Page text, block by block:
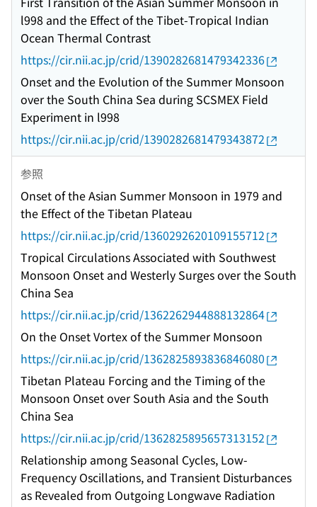
l998 and the Effect of the Tibet-Tropical Indian
Ocean Thermal Contrast
https://cir.nii.ac.jp/crid/1390282681479342336
Onset and the Evolution of the Summer Monsoon
over the South China Sea during SCSMEX Field
Experiment in l998
https://cir.nii.ac.jp/crid/1390282681479343872
参照
Onset of the Asian Summer Monsoon in 1979 and
the Effect of the Tibetan Plateau
https://cir.nii.ac.jp/crid/1360292620109155712
Tropical Circulations Associated with Southwest
Monsoon Onset and Westerly Surges over the South
China Sea
https://cir.nii.ac.jp/crid/1362262944888132864
On the Onset Vortex of the Summer Monsoon
https://cir.nii.ac.jp/crid/1362825893836846080
Tibetan Plateau Forcing and the Timing of the
Monsoon Onset over South Asia and the South
China Sea
https://cir.nii.ac.jp/crid/1362825895657313152
Relationship among Seasonal Cycles, Low-
Frequency Oscillations, and Transient Disturbances
as Revealed from Outgoing Longwave Radiation